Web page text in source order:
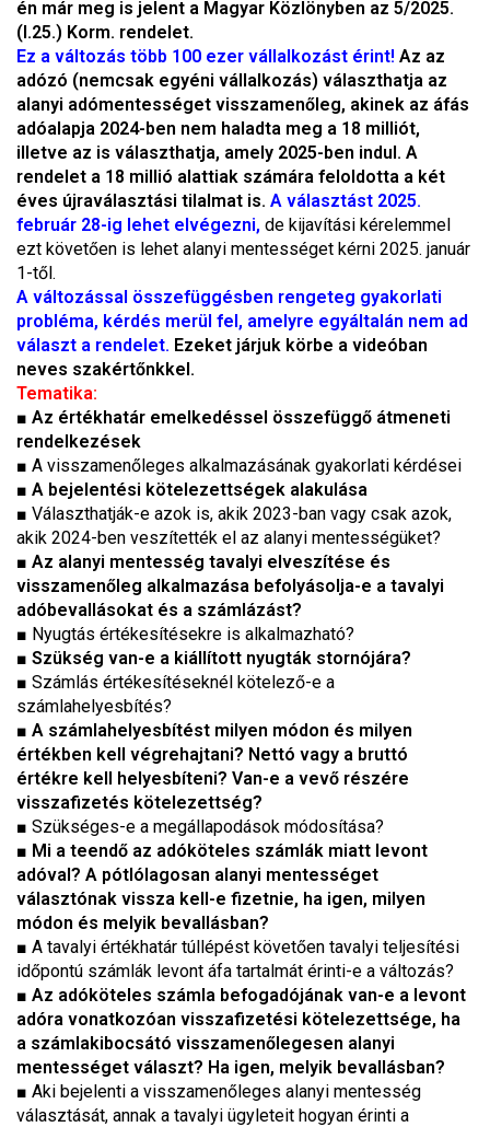
én már meg is jelent a Magyar Közlönyben az 5/2025.
(I.25.) Korm. rendelet.
Ez a változás több 100 ezer vállalkozást érint! Az az
adózó (nemcsak egyéni vállalkozás) választhatja az
alanyi adómentességet visszamenőleg, akinek az áfás
adóalapja 2024-ben nem haladta meg a 18 milliót,
illetve az is választhatja, amely 2025-ben indul. A
rendelet a 18 millió alattiak számára feloldotta a két
éves újraválasztási tilalmat is. A választást 2025.
február 28-ig lehet elvégezni, de kijavítási kérelemmel
ezt követően is lehet alanyi mentességet kérni 2025. január
1-től.
A változással összefüggésben rengeteg gyakorlati
probléma, kérdés merül fel, amelyre egyáltalán nem ad
választ a rendelet. Ezeket járjuk körbe a videóban
neves szakértőnkkel.
Tematika:
■ Az értékhatár emelkedéssel összefüggő átmeneti
rendelkezések
■ A visszamenőleges alkalmazásának gyakorlati kérdései
■ A bejelentési kötelezettségek alakulása
■ Választhatják-e azok is, akik 2023-ban vagy csak azok,
akik 2024-ben veszítették el az alanyi mentességüket?
■ Az alanyi mentesség tavalyi elveszítése és
visszamenőleg alkalmazása befolyásolja-e a tavalyi
adóbevallásokat és a számlázást?
■ Nyugtás értékesítésekre is alkalmazható?
■ Szükség van-e a kiállított nyugták stornójára?
■ Számlás értékesítéseknél kötelező-e a
számlahelyesbítés?
■ A számlahelyesbítést milyen módon és milyen
értékben kell végrehajtani? Nettó vagy a bruttó
értékre kell helyesbíteni? Van-e a vevő részére
visszafizetés kötelezettség?
■ Szükséges-e a megállapodások módosítása?
■ Mi a teendő az adóköteles számlák miatt levont
adóval? A pótlólagosan alanyi mentességet
választónak vissza kell-e fizetnie, ha igen, milyen
módon és melyik bevallásban?
■ A tavalyi értékhatár túllépést követően tavalyi teljesítési
időpontú számlák levont áfa tartalmát érinti-e a változás?
■ Az adóköteles számla befogadójának van-e a levont
adóra vonatkozóan visszafizetési kötelezettsége, ha
a számlakibocsátó visszamenőlegesen alanyi
mentességet választ? Ha igen, melyik bevallásban?
■ Aki bejelenti a visszamenőleges alanyi mentesség
választását, annak a tavalyi ügyleteit hogyan érinti a